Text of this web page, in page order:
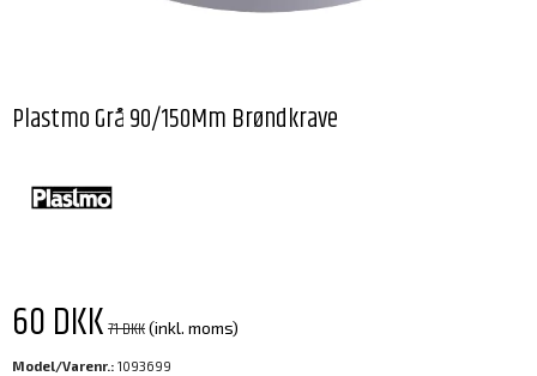
Plastmo Grå 90/150Mm Brøndkrave
60 DKK71 DKK(inkl. moms)
Model/Varenr.: 1093699